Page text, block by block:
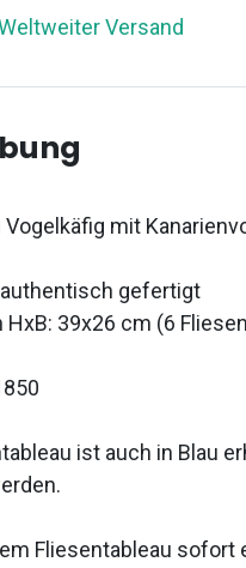
Versand
mit
gefertigt
39x26 cm (6
ist auch in Blau
Fliesentableau